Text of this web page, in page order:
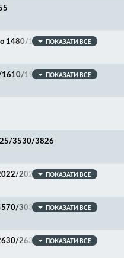
1480/1490/Ricoh Aficio S
ПОКАЗАТИ ВСЕ
1610/1910/1915/2150/2
5739/5637/5639/
ПОКАЗАТИ ВСЕ
3530/3826
2022/2025/2030/2202/22
ПОКАЗАТИ ВСЕ
4570/3030/3035/3045/32
ПОКАЗАТИ ВСЕ
2635/2645/C3380/i
ПОКАЗАТИ ВСЕ